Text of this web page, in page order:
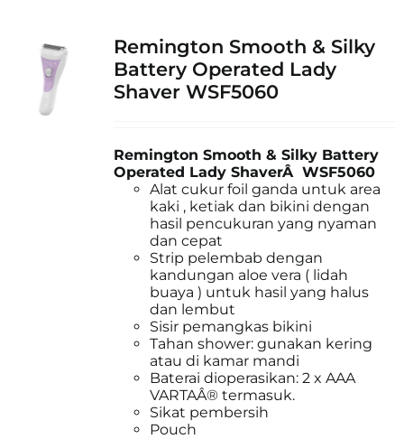
Remington Smooth & Silky
Battery Operated Lady
Shaver WSF5060
Remington Smooth & Silky Battery
Operated Lady ShaverÂ WSF5060
Alat cukur foil ganda untuk area
kaki , ketiak dan bikini dengan
hasil pencukuran yang nyaman
dan cepat
Strip pelembab dengan
kandungan aloe vera ( lidah
buaya ) untuk hasil yang halus
dan lembut
Sisir pemangkas bikini
Tahan shower: gunakan kering
atau di kamar mandi
Baterai dioperasikan: 2 x AAA
VARTAÂ® termasuk.
Sikat pembersih
Pouch